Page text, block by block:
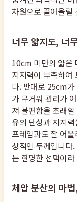
차원으로 끌어올릴
너무 얇지도, 너
10cm 미만의 얇은
지지력이 부족하여
다. 반대로 25cm가
가 무거워 관리가
져 불편함을 초래
유의 탄성과 지지
프레임과도 잘 어
상적인 두께입니다
는 현명한 선택이
체압 분산의 마